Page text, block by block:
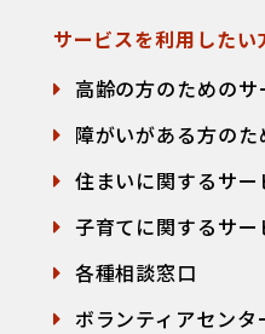
サービスを利用したい
高齢の方のためのサ
障がいがある方の
住まいに関するサー
子育てに関するサー
各種相談窓口
ボランティアセンタ